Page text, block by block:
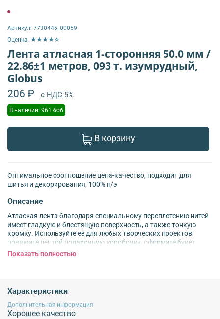
Артикул: 7730446_00059
Оценка: ★★★★☆
Лента атласная 1-сторонняя 50.0 мм /
22.86±1 метров, 093 т. изумрудный,
Globus
206 ₽ с НДС 5%
В наличии: 961 боб
В корзину
Оптимальное соотношение цена-качество, подходит для
шитья и декорирования, 100% п/э
Описание
Атласная лента благодаря специальному переплетению нитей
имеет гладкую и блестящую поверхность, а также тонкую
кромку. Используйте ее для любых творческих проектов:
повяжите лентой подарочную коробочку, оформите букет
живых или искусственных цветов. Другие идеи: – соберите
– сделайте закладку для ежедневника, блокнота или скрап-
альбома. – используйте ленту для плетения браслетов,
создания других авторских украшений. Материал: 100%
полиэстер. Размер: ширина 5 см, длина 22,86 м.
Показать полностью
Характеристики
Дополнительная информация
Хорошее качество